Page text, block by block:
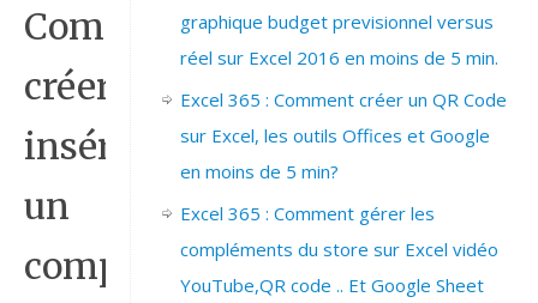
Comment
créer,
insérer
un
composant
graphique budget previsionnel versus
réel sur Excel 2016 en moins de 5 min.
Excel 365 : Comment créer un QR Code
sur Excel, les outils Offices et Google
en moins de 5 min?
Excel 365 : Comment gérer les
compléments du store sur Excel vidéo
YouTube,QR code .. Et Google Sheet